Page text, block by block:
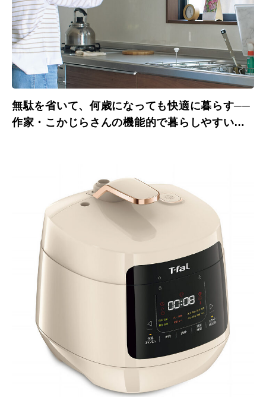
無駄を省いて、何歳になっても快適に暮らす──
作家・こかじらさんの機能的で暮らしやすい小